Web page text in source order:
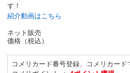
す！
紹介動画はこちら
ネット販売
価格（税込）
コメリカード番号登録、コメリカード